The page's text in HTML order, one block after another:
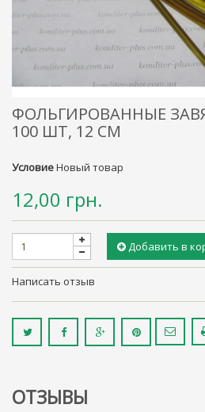
ФОЛЬГИРОВАННЫЕ
100 ШТ, 12 СМ
УсловиеНовый товар
12,00 грн.
Добавить в
Написать отзыв
ОТЗЫВЫ